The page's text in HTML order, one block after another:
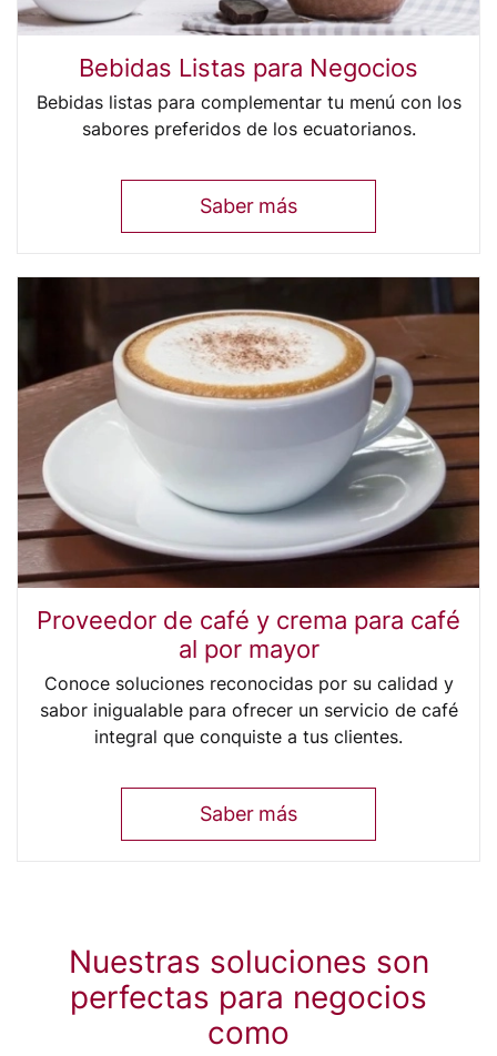
Bebidas Listas para Negocios
Bebidas listas para complementar tu menú con los
sabores preferidos de los ecuatorianos.
Saber más
Proveedor de café y crema para café
al por mayor
Conoce soluciones reconocidas por su calidad y
sabor inigualable para ofrecer un servicio de café
integral que conquiste a tus clientes.
Saber más
Nuestras soluciones son
perfectas para negocios
como